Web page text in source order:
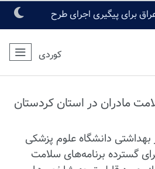
برای پیگیری اجرای طرح
وارد کربلا شد
کوردی
مادران در استان کردستان
دانشگاه علوم پزشکی
گسترده برنامه‌های سلامت